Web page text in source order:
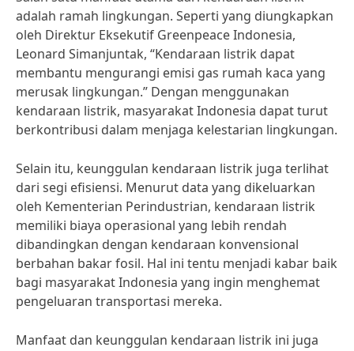
adalah ramah lingkungan. Seperti yang diungkapkan
oleh Direktur Eksekutif Greenpeace Indonesia,
Leonard Simanjuntak, “Kendaraan listrik dapat
membantu mengurangi emisi gas rumah kaca yang
merusak lingkungan.” Dengan menggunakan
kendaraan listrik, masyarakat Indonesia dapat turut
berkontribusi dalam menjaga kelestarian lingkungan.
Selain itu, keunggulan kendaraan listrik juga terlihat
dari segi efisiensi. Menurut data yang dikeluarkan
oleh Kementerian Perindustrian, kendaraan listrik
memiliki biaya operasional yang lebih rendah
dibandingkan dengan kendaraan konvensional
berbahan bakar fosil. Hal ini tentu menjadi kabar baik
bagi masyarakat Indonesia yang ingin menghemat
pengeluaran transportasi mereka.
Manfaat dan keunggulan kendaraan listrik ini juga